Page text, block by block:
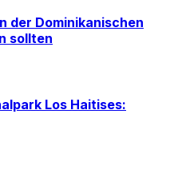
der Dominikanischen
sollten
Los Haitises: